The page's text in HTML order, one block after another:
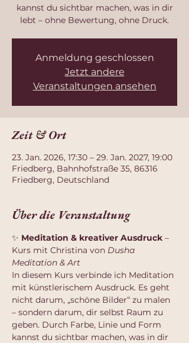
kannst du sichtbar machen, was in dir
lebt – ohne Bewertung, ohne Druck.
Anmeldung geschlossen
Jetzt andere
Veranstaltungen ansehen
Zeit & Ort
23. Jan. 2026, 17:30 – 29. Jan. 2027, 19:00
Friedberg, Bahnhofstraße 35, 86316
Friedberg, Deutschland
Über die Veranstaltung
✨ Meditation & kreativer Ausdruck –
Kurs mit Christina von Dusha
Meditation & Art
In diesem Kurs verbinde ich Meditation
mit künstlerischem Ausdruck. Es geht
nicht darum, „schöne Bilder“ zu malen
– sondern darum, dir selbst Raum zu
geben. Durch Farbe, Linie und Form
kannst du sichtbar machen, was in dir